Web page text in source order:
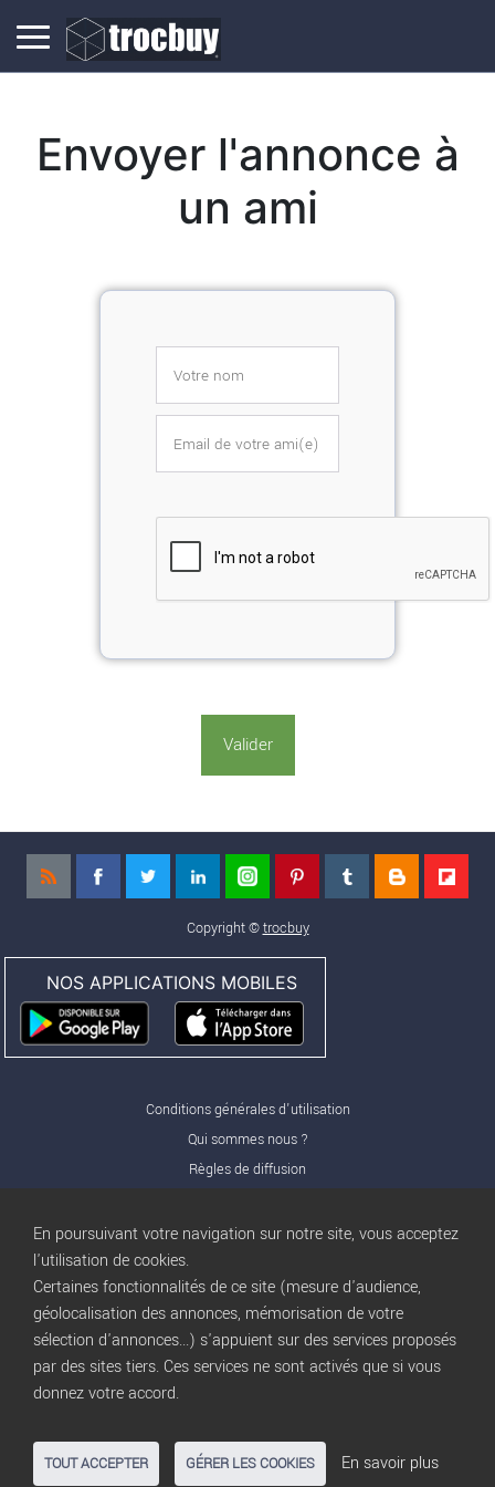
Envoyer l'annonce à
un ami
Copyright ©trocbuy
NOS APPLICATIONS MOBILES
Conditions générales d'utilisation
Qui sommes nous ?
Règles de diffusion
Nos offres Pro
Publicité
Conditions d’Utilisation
Privacy Policy
Blogtrocbuy
Gestion des cookies
Nous contacter
En poursuivant votre navigation sur notre site, vous acceptez
l'utilisation de cookies.
Certaines fonctionnalités de ce site (mesure d'audience,
géolocalisation des annonces, mémorisation de votre
sélection d'annonces...) s'appuient sur des services proposés
par des sites tiers. Ces services ne sont activés que si vous
donnez votre accord.
TOUT ACCEPTER GÉRER LES COOKIES En savoir plus